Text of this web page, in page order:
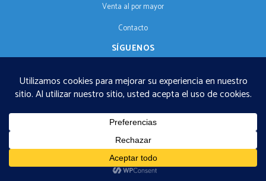
Venta al por mayor
Contacto
SÍGUENOS
ES
€125 envío gratuito · © 2026 Orgonise Africa